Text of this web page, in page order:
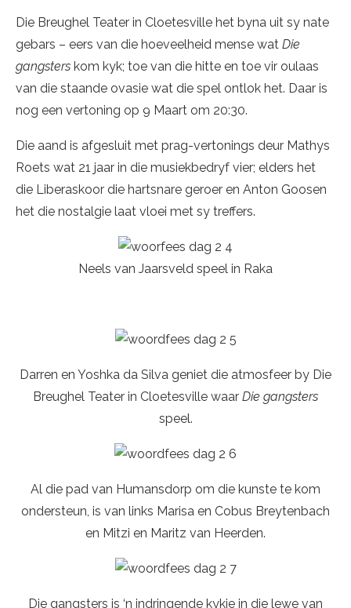
Die Breughel Teater in Cloetesville het byna uit sy nate
gebars – eers van die hoeveelheid mense wat Die
gangsters kom kyk; toe van die hitte en toe vir oulaas
van die staande ovasie wat die spel ontlok het. Daar is
nog een vertoning op 9 Maart om 20:30.
Die aand is afgesluit met prag-vertonings deur Mathys
Roets wat 21 jaar in die musiekbedryf vier; elders het
die Liberaskoor die hartsnare geroer en Anton Goosen
het die nostalgie laat vloei met sy treffers.
Neels van Jaarsveld speel in Raka
Darren en Yoshka da Silva geniet die atmosfeer by Die
Breughel Teater in Cloetesville waar Die gangsters
speel.
Al die pad van Humansdorp om die kunste te kom
ondersteun, is van links Marisa en Cobus Breytenbach
en Mitzi en Maritz van Heerden.
Die gangsters is ‘n indringende kykie in die lewe van